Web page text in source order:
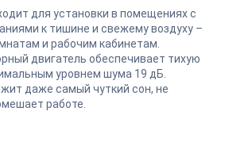
для установки в помещениях с
к тишине и свежему воздуху –
и рабочим кабинетам.
двигатель обеспечивает тихую
уровнем шума 19 дБ.
даже самый чуткий сон, не
работе.